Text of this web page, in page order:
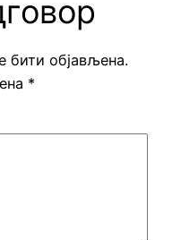
бити објављена.
*